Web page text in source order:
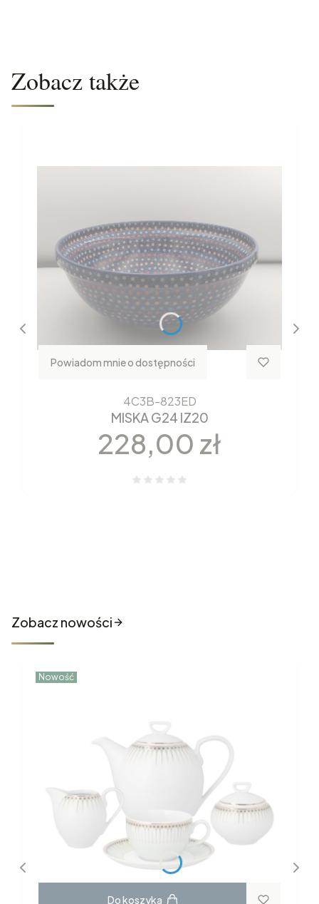
Zobacz także
Powiadom mnie o dostępności
4C3B-823ED
MISKA G24 IZ20
Cena
228,00 zł
Zobacz nowości
Nowość
Do koszyka